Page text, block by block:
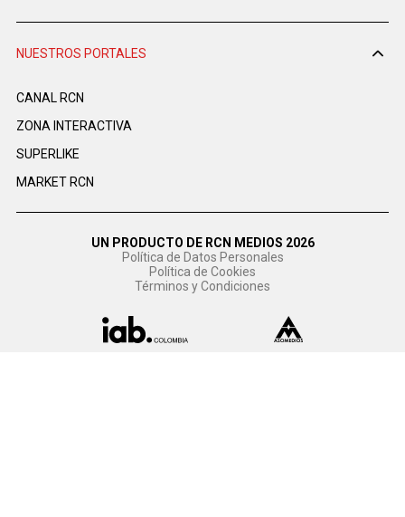
NUESTROS PORTALES
CANAL RCN
ZONA INTERACTIVA
SUPERLIKE
MARKET RCN
UN PRODUCTO DE RCN MEDIOS 2026
Política de Datos Personales
Política de Cookies
Términos y Condiciones